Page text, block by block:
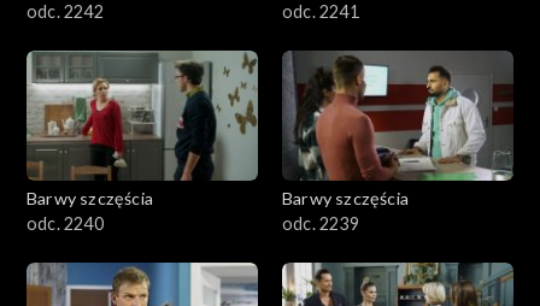
odc. 2242
odc. 2241
Barwy szczęścia
odc. 2240
Barwy szczęścia
odc. 2239